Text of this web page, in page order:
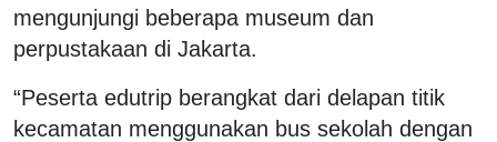
mengunjungi beberapa museum dan
perpustakaan di Jakarta.
“Peserta edutrip berangkat dari delapan titik
kecamatan menggunakan bus sekolah dengan